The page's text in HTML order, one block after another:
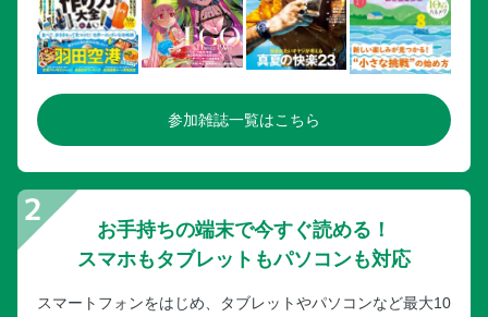
参加雑誌一覧はこちら
お手持ちの端末で今すぐ読める！
スマホもタブレットもパソコンも対応
スマートフォンをはじめ、タブレットやパソコンなど最大10